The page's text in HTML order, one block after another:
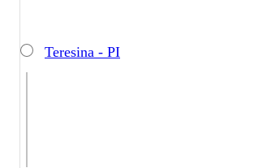
Teresina - PI